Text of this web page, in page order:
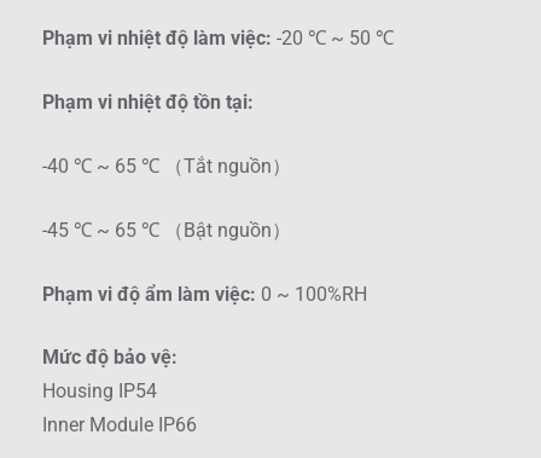
Phạm vi nhiệt độ làm việc: -20 ℃ ~ 50 ℃
Phạm vi nhiệt độ tồn tại:
-40 ℃ ~ 65 ℃ （Tắt nguồn）
-45 ℃ ~ 65 ℃ （Bật nguồn）
Phạm vi độ ẩm làm việc: 0 ~ 100%RH
Mức độ bảo vệ:
Housing IP54
Inner Module IP66